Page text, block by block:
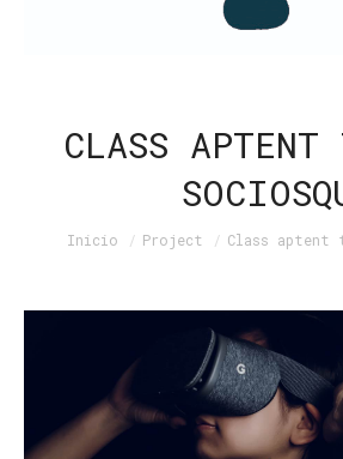
CLASS
Estás aquí:
Inicio Project Class